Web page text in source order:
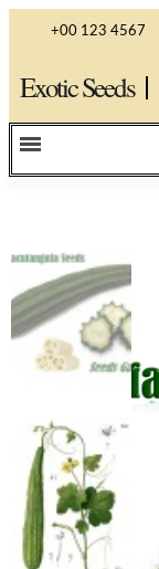
+00 123 4567
Exotic Seeds